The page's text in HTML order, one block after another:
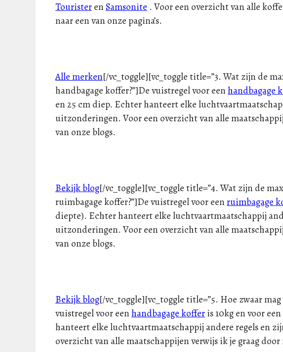
TouristerenSamsonite . Voor een overzicht van alle
naar een van onze pagina’s.
Alle merken[/vc_toggle][vc_toggle title=”3. Wat zijn de
handbagage koffer?”]De vuistregel voor eenhandbagage
en 25 cm diep. Echter hanteert elke
uitzonderingen. Voor een overzicht van alle
van onze blogs.
Bekijk blog[/vc_toggle][vc_toggle title=”4. Wat zijn de
ruimbagage koffer?”]De vuistregel voor eenruimbagage
diepte). Echter hanteert elke luchtvaartmaatschappij
uitzonderingen. Voor een overzicht van alle
van onze blogs.
Bekijk blog[/vc_toggle][vc_toggle title=”5. Hoe zwaar
vuistregel voor eenhandbagage kofferis 10kg en voor een
hanteert elke luchtvaartmaatschappij andere regels en
overzicht van alle maatschappijen verwijs ik je graag door